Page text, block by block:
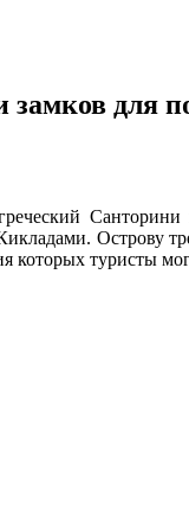
замков для
Острову
которых туристы